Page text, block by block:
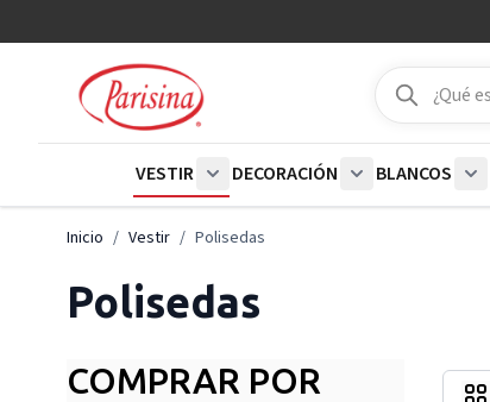
Buscar
Buscar
VESTIR
Show submenu for Vestir category
DECORACIÓN
BLANCOS
Inicio / Vestir / Polisedas
Polisedas
COMPRAR POR